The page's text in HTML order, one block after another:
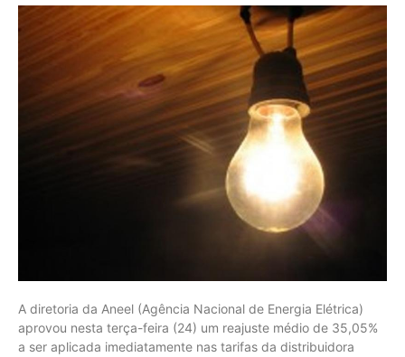
A diretoria da Aneel (Agência Nacional de Energia Elétrica)
aprovou nesta terça-feira (24) um reajuste médio de 35,05%
a ser aplicada imediatamente nas tarifas da distribuidora